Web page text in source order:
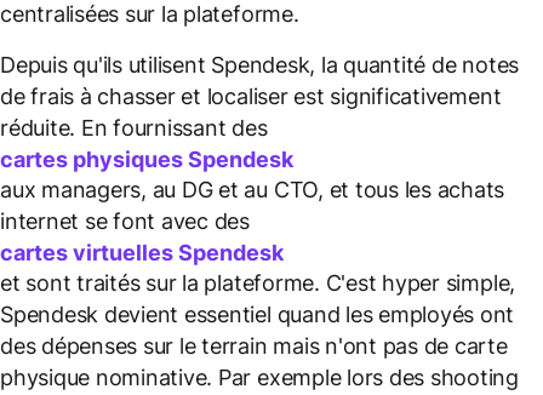
centralisées sur la plateforme.
Depuis qu'ils utilisent Spendesk, la quantité de notes
de frais à chasser et localiser est significativement
réduite. En fournissant des
cartes physiques Spendesk
aux managers, au DG et au CTO, et tous les achats
internet se font avec des
cartes virtuelles Spendesk
et sont traités sur la plateforme. C'est hyper simple,
Spendesk devient essentiel quand les employés ont
des dépenses sur le terrain mais n'ont pas de carte
physique nominative. Par exemple lors des shooting